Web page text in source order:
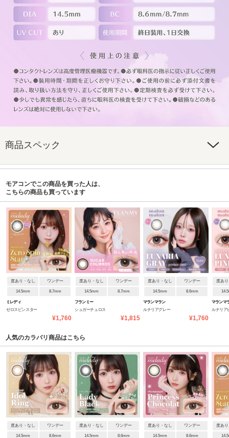
商品スペック
モアコンでこの商品を買った人は、
こちらの商品も買っています
度あり・なし ワンデー
14.5mm 8.7mm
ミレディ
ゼロスピンスター
¥1,760
度あり・なし ワンデー
14.5mm 8.7mm
フランミー
シュガーチュロス
¥1,815
度あり・なし ワンデー
14.5mm 8.6mm
マランマラン
ルナリアグレー
¥1,760
度あ
マランマ
ルナリア
人気のカラバリ商品はこちら
度あり・なし ワンデー
14.5mm 8.6mm
度あり・なし ワンデー
14.5mm 8.6mm
度あり・なし ワンデー
14.5mm 8.6mm
度あ